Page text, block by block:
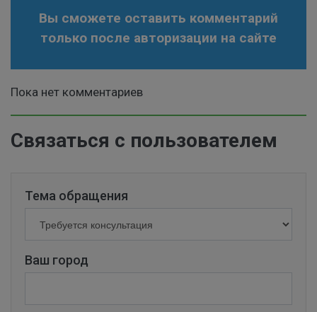
Вы сможете оставить комментарий
только после авторизации на сайте
Пока нет комментариев
Связаться с пользователем
Тема обращения
Ваш город